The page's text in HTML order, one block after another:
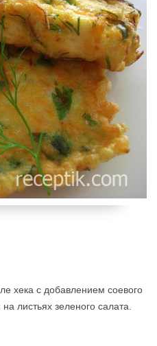
хека с добавлением соевого
листьях зеленого салата.